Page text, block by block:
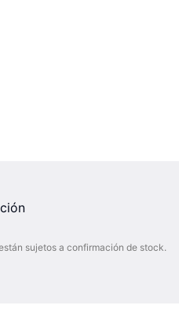
sujetos a confirmación de stock.